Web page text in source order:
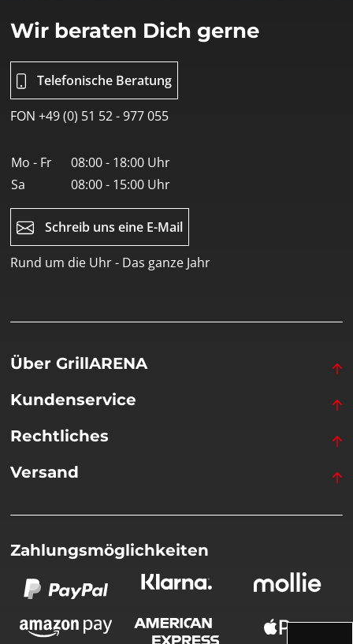
Wir beraten Dich gerne
Telefonische Beratung
FON +49 (0) 51 52 - 977 055
Mo - Fr
08:00 - 18:00 Uhr
Sa
08:00 - 15:00 Uhr
Schreib uns eine E-Mail
Rund um die Uhr - Das ganze Jahr
Über GrillARENA
Kundenservice
Rechtliches
Versand
Zahlungsmöglichkeiten